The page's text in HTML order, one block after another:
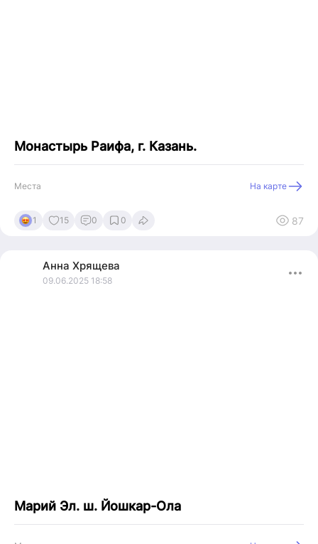
Монастырь Раифа, г. Казань.
Места На карте
1 15 0 0 87
Анна Хрящева
09.06.2025 18:58
Марий Эл. ш. Йошкар-Ола